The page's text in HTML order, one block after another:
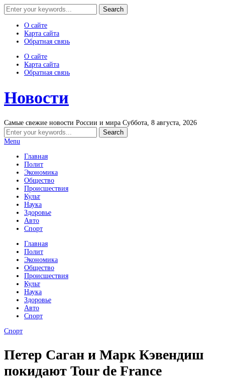
О сайте
Карта сайта
Обратная связь
О сайте
Карта сайта
Обратная связь
Новости
Самые свежие новости России и мира Суббота, 8 августа, 2026
Menu
Главная
Полит
Экономика
Общество
Происшествия
Культ
Наука
Здоровье
Авто
Спорт
Главная
Полит
Экономика
Общество
Происшествия
Культ
Наука
Здоровье
Авто
Спорт
Спорт
Петер Саган и Марк Кэвендиш
покидают Tour de France